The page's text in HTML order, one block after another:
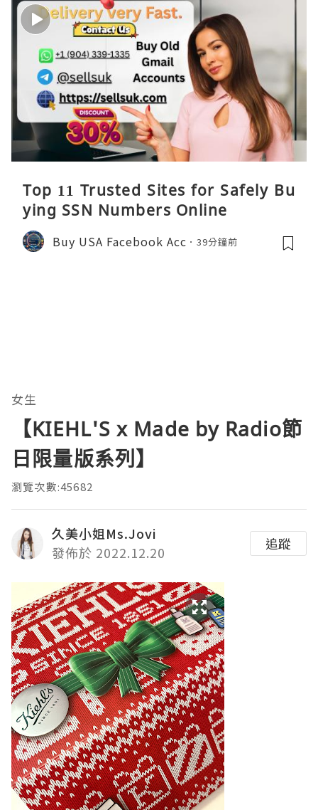
Top 11 Trusted Sites for Safely Bu
ying SSN Numbers Online
Buy USA Facebook Acc 39分鐘前
女生
【KIEHL'S x Made by Radio節
日限量版系列】
瀏覽次數:45682
久美小姐Ms.Jovi
發佈於 2022.12.20
追蹤